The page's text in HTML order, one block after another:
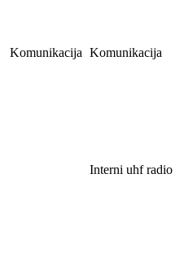
Komunikacija Komunikacija
Interni uhf radio